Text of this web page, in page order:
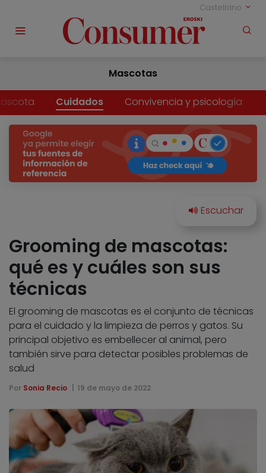
Castellano
Mascotas
Cuidados Convivencia y psicología
Grooming de mascotas:
qué es y cuáles son sus
técnicas
El grooming de mascotas es el conjunto de técnicas
para el cuidado y la limpieza de perros y gatos. Su
principal objetivo es embellecer al animal, pero
también sirve para detectar posibles problemas de
salud
Por Sonia Recio 19 de mayo de 2022